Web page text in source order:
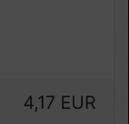
4,17 EUR